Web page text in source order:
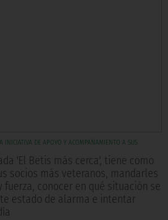
INICIATIVA DE APOYO Y ACOMPAÑAMIENTO A SUS
'El Betis más cerca', tiene como
socios más veteranos, mandarles
fuerza, conocer en qué situación se
estado de alarma e intentar